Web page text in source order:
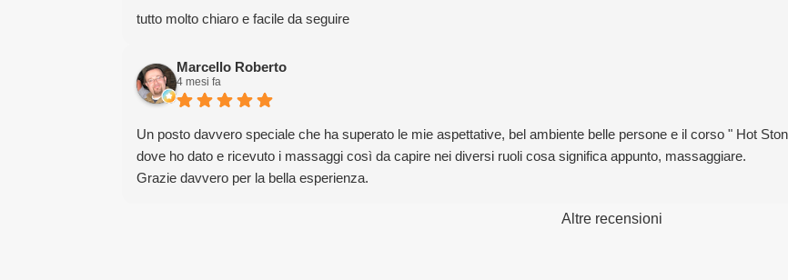
tutto molto chiaro e facile da seguire
Marcello Roberto
4 mesi fa
Un posto davvero speciale che ha superato le mie aspettative, bel ambiente belle persone e il corso " Hot
dove ho dato e ricevuto i massaggi così da capire nei diversi ruoli cosa significa appunto, massaggiare.
Grazie davvero per la bella esperienza.
Altre recensioni